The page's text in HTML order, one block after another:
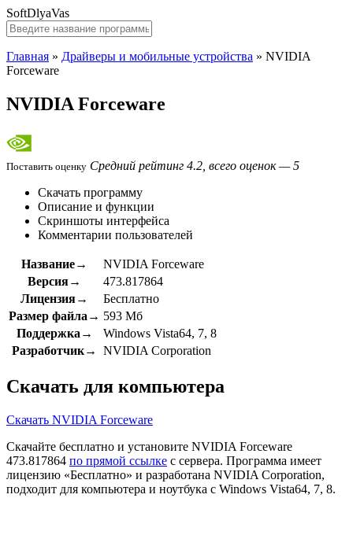
SoftDlyaVas
Главная » Драйверы и мобильные устройства » NVIDIA
Forceware
NVIDIA Forceware
Поставить оценку Средний рейтинг 4.2, всего оценок — 5
Скачать программу
Описание и функции
Скриншоты интерфейса
Комментарии пользователей
Название→
NVIDIA Forceware
Версия→
473.817864
Лицензия→
Бесплатно
Размер файла→ 593 Мб
Поддержка→
Windows Vista64, 7, 8
Разработчик→
NVIDIA Corporation
Скачать для компьютера
Скачать NVIDIA Forceware
Скачайте бесплатно и установите NVIDIA Forceware
473.817864 по прямой ссылке с сервера. Программа имеет
лицензию «Бесплатно» и разработана NVIDIA Corporation,
подходит для компьютера и ноутбука с Windows Vista64, 7, 8.